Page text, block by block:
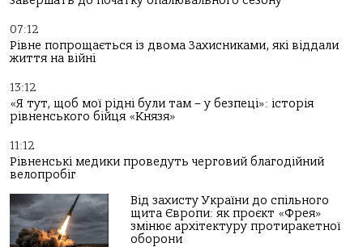
07:12
Рівне попрощається із двома Захисниками, які віддали
життя на війні
13:12
«Я тут, щоб мої рідні були там – у безпеці»: історія
рівненського бійця «Князя»
11:12
Рівненські медики проведуть черговий благодійний
велопробіг
Від захисту України до спільного
щита Європи: як проєкт «Фрея»
змінює архітектуру протиракетної
оборони